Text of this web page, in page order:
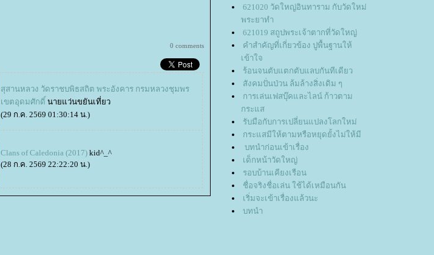
0 comments
สุสานหลวง วัดราชบพิธสถิต พระอังคาร กรมหลวงชุมพร
เขตอุดมศักดิ์ นายแว่นขยันเที่ยว
(29 ก.ค. 2569 01:30:14 น.)
Clans of Caledonia (2017) kid^_^
(28 ก.ค. 2569 22:22:20 น.)
621020 วัดใหญ่อินทาราม กับวัดใหม่
พระยาทำ
621019 สถูปพระเจ้าตากที่วัดใหญ่
คำสำคัญที่เกี่ยวข้อง ปูพื้นฐานให้
เข้าใจ
ร้อนจนตับแตกตับแลบกันทีเดียว
สังคมปั่นป่วน ล้มล้างสิ่งเดิม ๆ
การเล่นเฟสบุ๊คและไลน์ ก้าวตาม
กระแส
รับมือกับการเปลี่ยนแปลงโลกใหม่
กระแสมีให้ตามหรือหยุดยั้งไม่ให้มี
บทนำก่อนเข้าเรื่อง
เด็กหน้าวัดใหญ่
รอบบ้านเคียงเรือน
ชื่อจริงชื่อเล่น ใช้ได้เหมือนกัน
เริ่มจะเข้าเรื่องแล้วนะ
บทนำ